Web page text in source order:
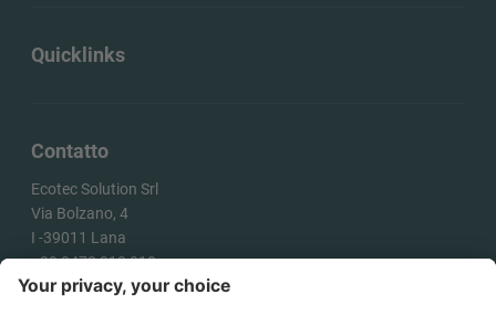
Contatto
Ecotec Solution Srl
Via Bolzano, 4
I -39011 Lana
+39 0473 313 010
info@ecotecsolution.com
Quicklinks